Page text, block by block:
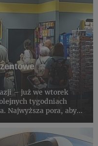
– już we wtorek
tygodniach
Najwyższa pora, aby
inspiracji do